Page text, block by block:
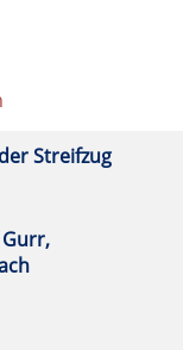
Streifzug